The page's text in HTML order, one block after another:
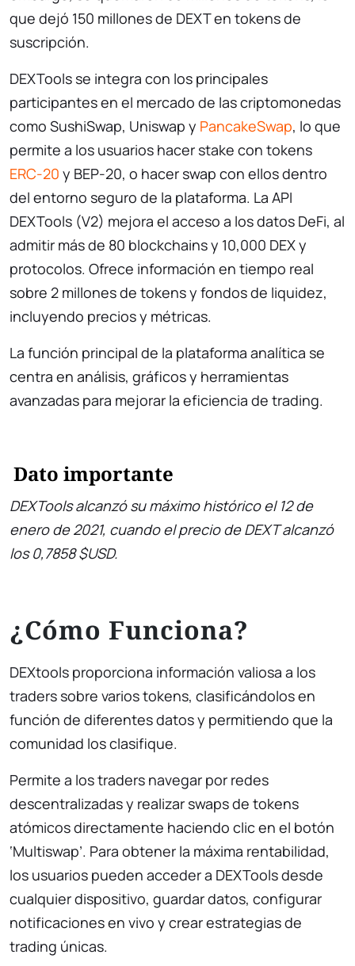
que dejó 150 millones de DEXT en tokens de
suscripción.
DEXTools se integra con los principales
participantes en el mercado de las criptomonedas
como SushiSwap, Uniswap y PancakeSwap, lo que
permite a los usuarios hacer stake con tokens
ERC-20 y BEP-20, o hacer swap con ellos dentro
del entorno seguro de la plataforma. La API
DEXTools (V2) mejora el acceso a los datos DeFi, al
admitir más de 80 blockchains y 10,000 DEX y
protocolos. Ofrece información en tiempo real
sobre 2 millones de tokens y fondos de liquidez,
incluyendo precios y métricas.
La función principal de la plataforma analítica se
centra en análisis, gráficos y herramientas
avanzadas para mejorar la eficiencia de trading.
Dato importante
DEXTools alcanzó su máximo histórico el 12 de
enero de 2021, cuando el precio de DEXT alcanzó
los 0,7858 $USD.
¿Cómo Funciona?
DEXtools proporciona información valiosa a los
traders sobre varios tokens, clasificándolos en
función de diferentes datos y permitiendo que la
comunidad los clasifique.
Permite a los traders navegar por redes
descentralizadas y realizar swaps de tokens
atómicos directamente haciendo clic en el botón
‘Multiswap’. Para obtener la máxima rentabilidad,
los usuarios pueden acceder a DEXTools desde
cualquier dispositivo, guardar datos, configurar
notificaciones en vivo y crear estrategias de
trading únicas.